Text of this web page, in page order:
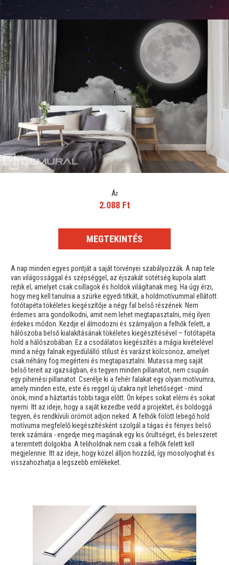
Ár
2.088 Ft
MEGTEKINTÉS
A nap minden egyes pontját a saját törvényei szabályozzák. A nap tele
van világossággal és szépséggel, az éjszakát sötétség kupola alatt
rejtik el, amelyet csak csillagok és holdok világítanak meg. Ha úgy érzi,
hogy meg kell tanulnia a szürke egyedi titkát, a holdmotívummal ellátott
fotótapéta tökéletes kiegészítője a négy fal belső részének. Nem
érdemes arra gondolkodni, amit nem lehet megtapasztalni, még ilyen
érdekes módon. Kezdje el álmodozni és szárnyaljon a felhők felett, a
hálószoba belső kialakításának tökéletes kiegészítésével – fotótapéta
hold a hálószobában. Ez a csodálatos kiegészítés a mágia kivételével
mind a négy falnak egyedülálló stílust és varázst kölcsönöz, amelyet
csak néhány fog megérteni és megtapasztalni. Mutassa meg saját
belső tereit az igazságban, és tegyen minden pillanatot, nem csupán
egy pihenési pillanatot. Cserélje ki a fehér falakat egy olyan motívumra,
amely minden este, este és reggel új utakra nyit lehetőséget - mind
önök, mind a háztartás többi tagja előtt. Ön képes sokat elérni és sokat
nyerni. Itt az ideje, hogy a saját kezedbe vedd a projektet, és boldoggá
tegyen, és rendkívüli örömöt adjon neked. A felhők fölött lebegő hold
motívuma megfelelő kiegészítésként szolgál a tágas és fényes belső
terek számára - engedje meg magának egy kis őrültséget, és beleszeret
a teremtett dolgokba. A teliholdnak nem csak a felhők felett kell
megjelennie. Itt az ideje, hogy közel álljon hozzád, így mosolyoghat és
visszahozhatja a legszebb emlékeket.